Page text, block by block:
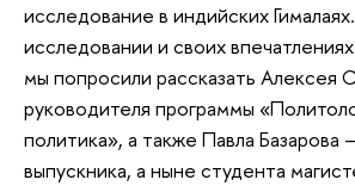
исследование в индийских
исследовании и своих
мы попросили рассказать Алексея
руководителя программы
политика», а также Павла Базарова
выпускника, а ныне студента